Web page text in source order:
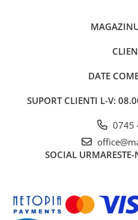
DATE
SUPORT CLIENTI L-V:
0745
SOCIAL